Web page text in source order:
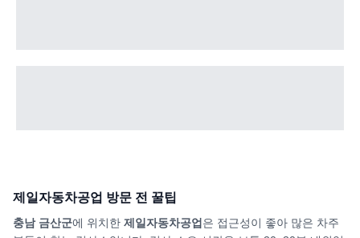
제일자동차공업 방문 전 꿀팁
충남 금산군에 위치한 제일자동차공업 은 접근성이 좋아 많은 차주